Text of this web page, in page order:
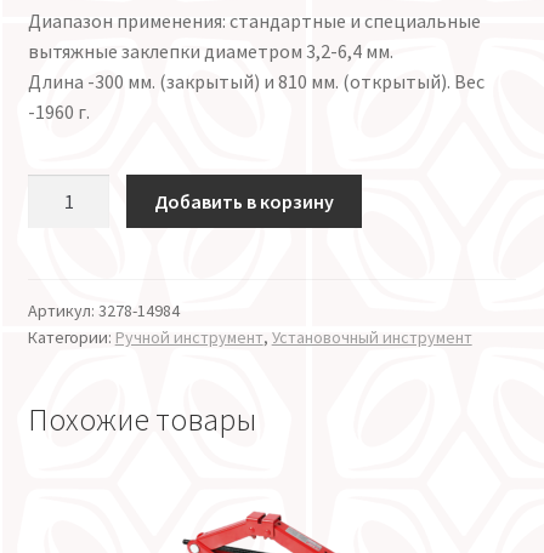
Диапазон применения: стандартные и специальные
вытяжные заклепки диаметром 3,2-6,4 мм.
Длина -300 мм. (закрытый) и 810 мм. (открытый). Вес
-1960 г.
Добавить в корзину
Артикул: 3278-14984
Категории: Ручной инструмент, Установочный инструмент
Похожие товары